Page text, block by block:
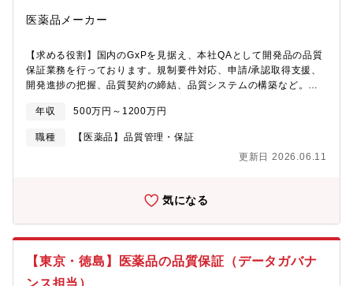
医薬品メーカー
【求める役割】国内のGxPを見据え、本社QAとして開発品の品質
保証業務を行っております。規制要件対応、申請/承認取得支援、
開発進捗の把握、品質契約の締結、品質システムの構築など。
リデーション活動支援・ライセンシーの監査・開発品に係る知識
管理・情報管理・新医薬品の申請/承認取得支援【組織構成】東京
本社（神田）：開発QA３名大阪本部：開発QA１名【会社概要】
大塚製薬株式会社は、「Otsuka-people creating new products
を展開する総合製薬企業です。精神・神経領域、循環器領域など
栄養・飲料製品を通じて、人々の健康維持・増進に貢献していま
売拠点を有するグローバル企業として、世界各国で事業を展開し
ています。
年収 500万円～1200万円
職種
【医薬品】品質管理・保証
更新日 2026.06.11
気になる
【東京・徳島】医薬品の品質保証（データガバナ
ンス担当）